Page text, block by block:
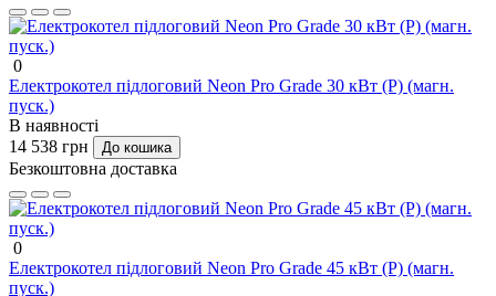
0
Електрокотел підлоговий Neon Pro Grade 30 кВт (P) (магн.
пуск.)
В наявності
14 538 грн
До кошика
Безкоштовна доставка
0
Електрокотел підлоговий Neon Pro Grade 45 кВт (P) (магн.
пуск.)